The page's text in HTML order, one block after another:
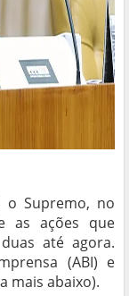
o Supremo, no
as ações que
até agora.
(ABI) e
mais abaixo).